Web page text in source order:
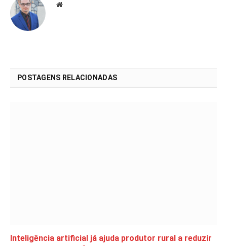
Website
POSTAGENS RELACIONADAS
Inteligência artificial já ajuda produtor rural a reduzir